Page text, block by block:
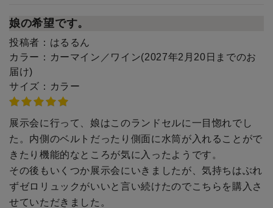
娘の希望です。
投稿者： はるるん
カラー： カーマイン／ワイン(2027年2月20日までのお
届け)
サイズ： カラー
展示会に行って、娘はこのランドセルに一目惚れでし
た。内側のベルトだったり側面に水筒が入れることがで
きたり機能的なところが気に入ったようです。
その後もいくつか展示会にいきましたが、気持ちはぶれ
ずゼロリュックがいいと言い続けたのでこちらを購入さ
せていただきました。